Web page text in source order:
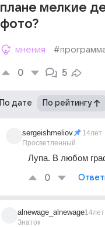
плане мелкие
фото?
мнения
0 5
По дате По рейтингу
sergeishmeliov
Просветленный
14лет
Лупа. В любом
0
alnewage_alnewage
Знаток
14лет